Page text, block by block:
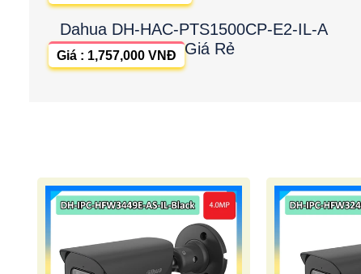
Dahua DH-HAC-PTS1500CP-E2-IL-A
Giá Rẻ
Giá : 1,757,000 VNĐ